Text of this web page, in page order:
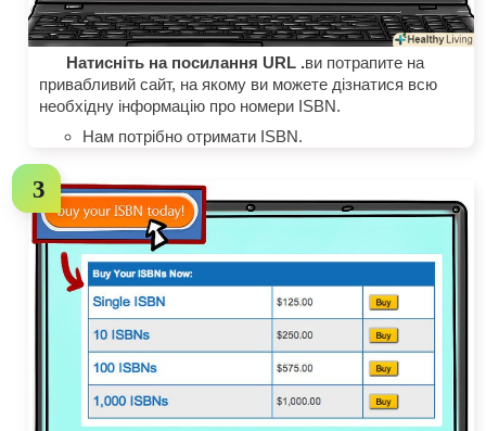
Натисніть на посилання URL .ви потрапите на
привабливий сайт, на якому ви можете дізнатися всю
необхідну інформацію про номери ISBN.
Нам потрібно отримати ISBN.